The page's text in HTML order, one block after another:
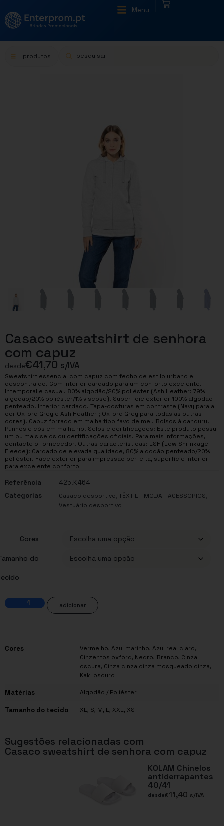
Menu
produtos
Casaco sweatshirt de senhora
com capuz
desde€41,70 s/IVA
Sweatshirt essencial com capuz com fecho de estilo urbano e
descontraído. Com interior cardado para um conforto excelente.
Intemporal e casual. 80% algodão/20% poliéster (Ash Heather: 79%
algodão/20% poliéster/1% viscose). Superfície exterior 100% algodão
penteado. Interior cardado. Tapa-costuras em contraste (Navy para a
cor Oxford Grey e Ash Heather ; Oxford Grey para todas as outras
cores). Capuz forrado em malha tipo favo de mel. Bolsos à canguru.
Punhos e cós em malha rib. Selos e certificações: Este produto possui
um ou mais selos ou certificações oficiais. Para mais informações,
contacte o fornecedor. Outras características: LSF (Low Shrinkage
Fleece): Cardado de elevada qualidade, 80% algodão penteado/20%
poliéster. Face exterior para impressão perfeita, superfície interior
para excelente conforto
Referência
425.K464
Categorias
Casaco desportivo,TÊXTIL - MODA - ACESSÓRIOS,
Vestuário desportivo
Cores
do
adicionar
Cores
Vermelho, Azul marinho, Azul real claro,
Cinzentos oxford, Negro, Branco, Cinza
oscura, Cinza cinza cinza mosqueado cinza,
Kaki oscuro
Matérias Algodão / Poliéster
Tamanho do tecido XL, S, M, L, XXL, XS
Sugestões relacionadas com
Casaco sweatshirt de senhora com capuz
KOLAM Chinelos
antiderrapantes
40/41
desde€11,40 s/IVA